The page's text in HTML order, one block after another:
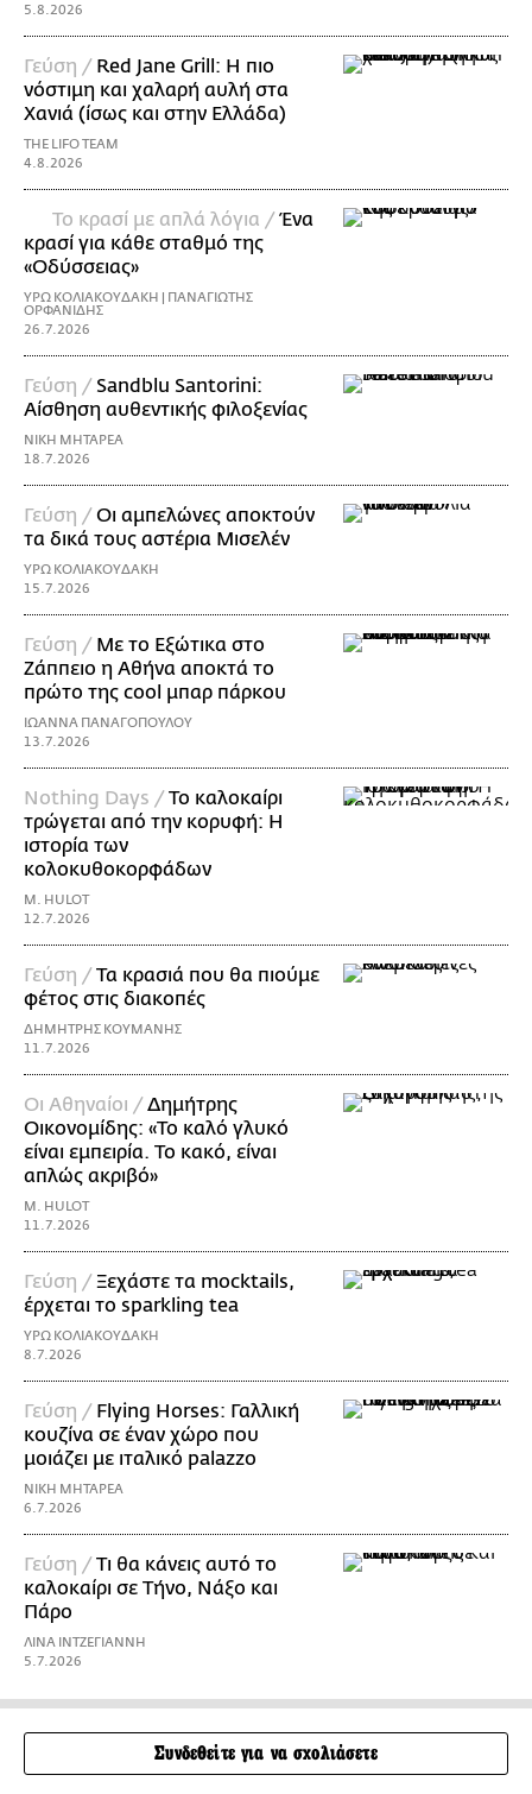
5.8.2026
Γεύση / Red Jane Grill: Η πιο
νόστιμη και χαλαρή αυλή στα
Χανιά (ίσως και στην Ελλάδα)
THE LIFO TEAM
4.8.2026
Το κρασί με απλά λόγια /Ένα
κρασί για κάθε σταθμό της
«Οδύσσειας»
ΥΡΩ ΚΟΛΙΑΚΟΥΔΑΚΗ | ΠΑΝΑΓΙΩΤΗΣ
ΟΡΦΑΝΙΔΗΣ
26.7.2026
Γεύση / Sandblu Santorini:
Αίσθηση αυθεντικής φιλοξενίας
ΝΙΚΗ ΜΗΤΑΡΕΑ
18.7.2026
Γεύση /Οι αμπελώνες αποκτούν
τα δικά τους αστέρια Μισελέν
ΥΡΩ ΚΟΛΙΑΚΟΥΔΑΚΗ
15.7.2026
Γεύση / Με το Εξώτικα στο
Ζάππειο η Αθήνα αποκτά το
πρώτο της cool μπαρ πάρκου
ΙΩΑΝΝΑ ΠΑΝΑΓΟΠΟΥΛΟΥ
13.7.2026
Nothing Days /Το καλοκαίρι
τρώγεται από την κορυφή: H
ιστορία των
κολοκυθοκορφάδων
M. HULOT
12.7.2026
Γεύση /Τα κρασιά που θα πιούμε
φέτος στις διακοπές
ΔΗΜΗΤΡΗΣ ΚΟΥΜΑΝΗΣ
11.7.2026
Οι Αθηναίοι /Δημήτρης
Οικονομίδης: «Το καλό γλυκό
είναι εμπειρία. Το κακό, είναι
απλώς ακριβό»
M. HULOT
11.7.2026
Γεύση /Ξεχάστε τα mocktails,
έρχεται το sparkling tea
ΥΡΩ ΚΟΛΙΑΚΟΥΔΑΚΗ
8.7.2026
Γεύση / Flying Horses: Γαλλική
κουζίνα σε έναν χώρο που
μοιάζει με ιταλικό palazzo
ΝΙΚΗ ΜΗΤΑΡΕΑ
6.7.2026
Γεύση /Τι θα κάνεις αυτό το
καλοκαίρι σε Τήνο, Νάξο και
Πάρο
ΛΙΝΑ ΙΝΤΖΕΓΙΑΝΝΗ
5.7.2026
Συνδεθείτε για να σχολιάσετε